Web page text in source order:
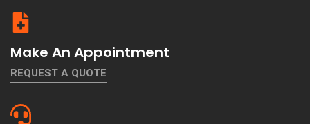
Make An Appointment
REQUEST A QUOTE